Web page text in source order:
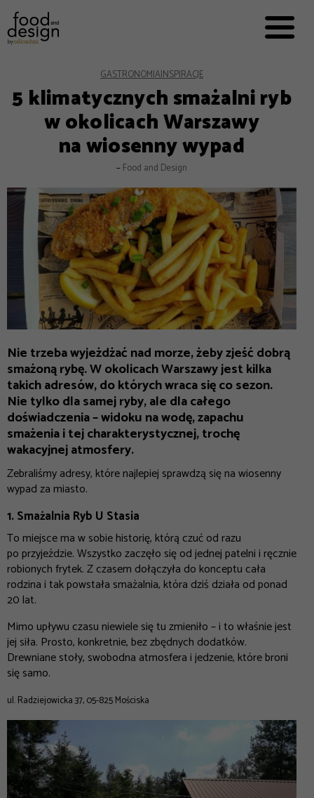


EKSPERCI
FOOD WORKING
E-BOOKI
O NAS
REKLAMA
GASTRONOMIAINSPIRACJE
5 klimatycznych smażalni ryb
w okolicach Warszawy
na wiosenny wypad
– Food and Design
Nie trzeba wyjeżdżać nad morze, żeby zjeść dobrą
smażoną rybę. W okolicach Warszawy jest kilka
takich adresów, do których wraca się co sezon.
Nie tylko dla samej ryby, ale dla całego
doświadczenia – widoku na wodę, zapachu
smażenia i tej charakterystycznej, trochę
wakacyjnej atmosfery.
Zebraliśmy adresy, które najlepiej sprawdzą się na wiosenny
wypad za miasto.
1. Smażalnia Ryb U Stasia
To miejsce ma w sobie historię, którą czuć od razu
po przyjeździe. Wszystko zaczęło się od jednej patelni i ręcznie
robionych frytek. Z czasem dołączyła do konceptu cała
rodzina i tak powstała smażalnia, która dziś działa od ponad
20 lat.
Mimo upływu czasu niewiele się tu zmieniło – i to właśnie jest
jej siła. Prosto, konkretnie, bez zbędnych dodatków.
Drewniane stoły, swobodna atmosfera i jedzenie, które broni
się samo.
ul. Radziejowicka 37, 05-825 Mościska